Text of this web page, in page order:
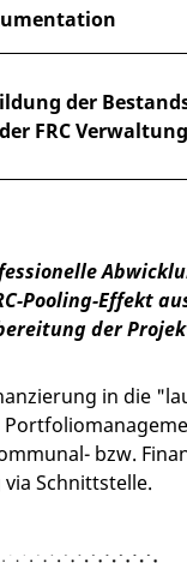
der
FRC
Pooling-Effekt
der
in die
bzw.
Schnittstelle.